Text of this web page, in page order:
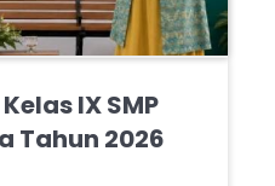
IX SMP
Tahun 2026